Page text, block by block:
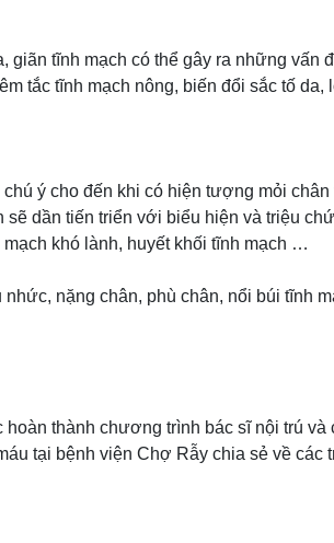
tĩnh mạch có thể gây ra những vấn
tắc tĩnh mạch nông, biến đổi sắc tố da,
ý cho đến khi có hiện tượng mỏi
dần tiến triển với biểu hiện và triệu
khó lành, huyết khối tĩnh mạch …
nặng chân, phù chân, nổi búi tĩnh
thành chương trình bác sĩ nội trú
tại bệnh viện Chợ Rẫy chia sẻ về